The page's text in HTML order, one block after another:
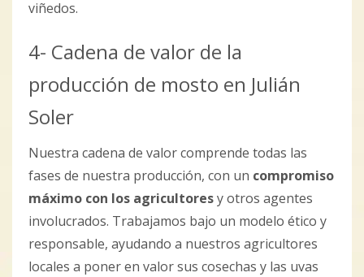
viñedos.
4- Cadena de valor de la
producción de mosto en Julián
Soler
Nuestra cadena de valor comprende todas las
fases de nuestra producción, con un compromiso
máximo con los agricultoresy otros agentes
involucrados. Trabajamos bajo un modelo ético y
responsable, ayudando a nuestros agricultores
locales a poner en valor sus cosechas y las uvas